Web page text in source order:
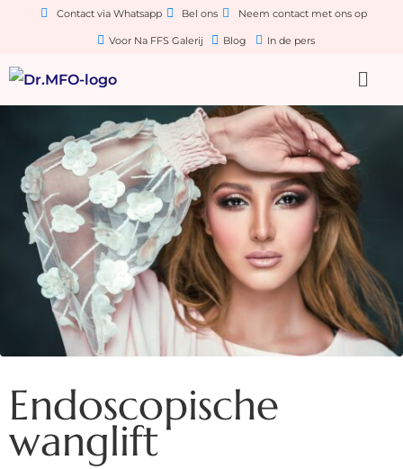
Contact via Whatsapp Bel ons Neem contact met ons op
Voor Na FFS Galerij Blog In de pers
Endoscopische
wanglift